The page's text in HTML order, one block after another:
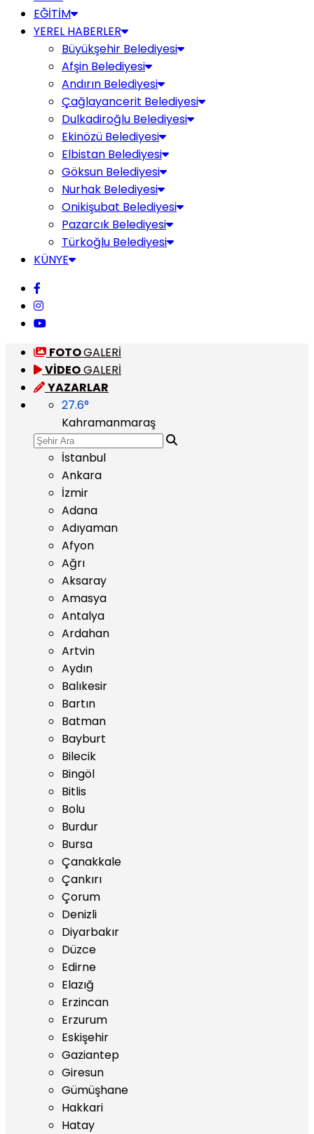
EĞİTİM
YEREL HABERLER
Büyükşehir Belediyesi
Afşin Belediyesi
Andırın Belediyesi
Çağlayancerit Belediyesi
Dulkadiroğlu Belediyesi
Ekinözü Belediyesi
Elbistan Belediyesi
Göksun Belediyesi
Nurhak Belediyesi
Onikişubat Belediyesi
Pazarcık Belediyesi
Türkoğlu Belediyesi
KÜNYE
FOTOGALERİ
VİDEOGALERİ
YAZARLAR
27.6°
Kahramanmaraş
İstanbul
Ankara
İzmir
Adana
Adıyaman
Afyon
Ağrı
Aksaray
Amasya
Antalya
Ardahan
Artvin
Aydın
Balıkesir
Bartın
Batman
Bayburt
Bilecik
Bingöl
Bitlis
Bolu
Burdur
Bursa
Çanakkale
Çankırı
Çorum
Denizli
Diyarbakır
Düzce
Edirne
Elazığ
Erzincan
Erzurum
Eskişehir
Gaziantep
Giresun
Gümüşhane
Hakkari
Hatay